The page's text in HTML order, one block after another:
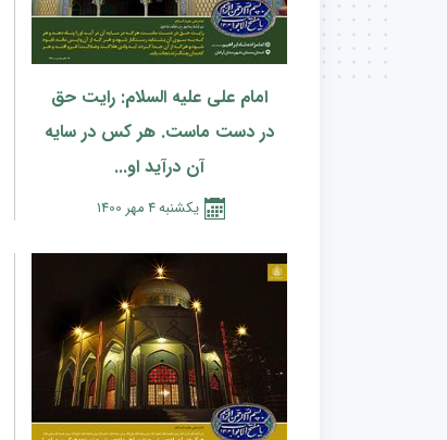
امام علی علیه السلام: رایت حق
در دست ماست. هر کس در سایه
آن درآید او...
يكشنبه4مهر 1400